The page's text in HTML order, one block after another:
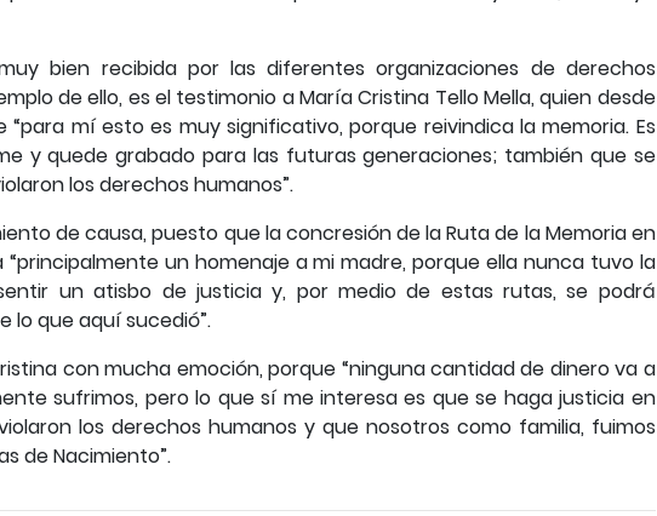
bien recibida por las diferentes organizaciones de derechos
de ello, es el testimonio a María Cristina Tello Mella, quien desde
mí esto es muy significativo, porque reivindica la memoria. Es
y quede grabado para las futuras generaciones; también que se
los derechos humanos”.
de causa, puesto que la concresión de la Ruta de la Memoria en
“principalmente un homenaje a mi madre, porque ella nunca tuvo la
un atisbo de justicia y, por medio de estas rutas, se podrá
lo que aquí sucedió”.
con mucha emoción, porque “ninguna cantidad de dinero va a
sufrimos, pero lo que sí me interesa es que se haga justicia en
los derechos humanos y que nosotros como familia, fuimos
de Nacimiento”.